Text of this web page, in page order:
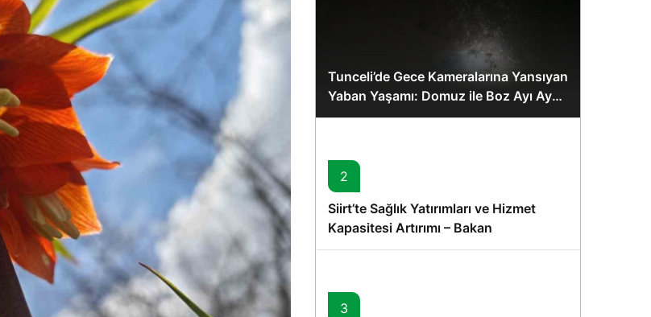
Tunceli’de Gece Kameralarına Yansıyan
Yaban Yaşamı: Domuz ile Boz Ayı Aynı
Karede
2
Siirt’te Sağlık Yatırımları ve Hizmet
Kapasitesi Artırımı – Bakan
Memişoğlu’nun Ziyareti
3